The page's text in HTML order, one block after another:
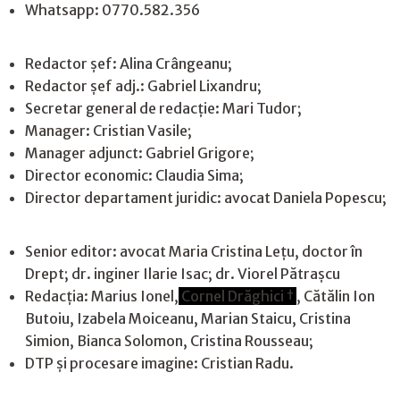
Whatsapp: 0770.582.356
Redactor șef: Alina Crângeanu;
Redactor șef adj.: Gabriel Lixandru;
Secretar general de redacție: Mari Tudor;
Manager: Cristian Vasile;
Manager adjunct: Gabriel Grigore;
Director economic: Claudia Sima;
Director departament juridic: avocat Daniela Popescu;
Senior editor: avocat Maria Cristina Leţu, doctor în
Drept; dr. inginer Ilarie Isac; dr. Viorel Pătrașcu
Redacţia: Marius Ionel, Cornel Drăghici † , Cătălin Ion
Butoiu, Izabela Moiceanu, Marian Staicu, Cristina
Simion, Bianca Solomon, Cristina Rousseau;
DTP și procesare imagine: Cristian Radu.